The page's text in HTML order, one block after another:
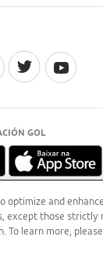
GOL
acceda a
optimize and
except those strictly
To learn more,